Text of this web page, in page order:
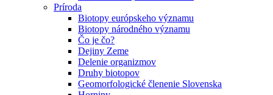
Príroda
Biotopy európskeho významu
Biotopy národného významu
Čo je čo?
Dejiny Zeme
Delenie organizmov
Druhy biotopov
Geomorfologické členenie Slovenska